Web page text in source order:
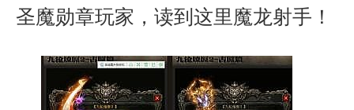
圣魔勋章玩家，读到这里魔龙射手！